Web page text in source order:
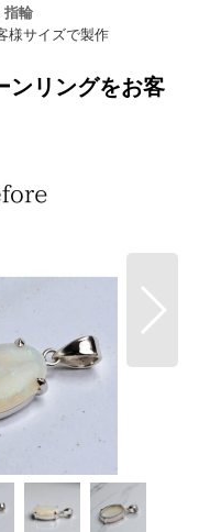
指輪
様サイズで製作
ンリングをお客